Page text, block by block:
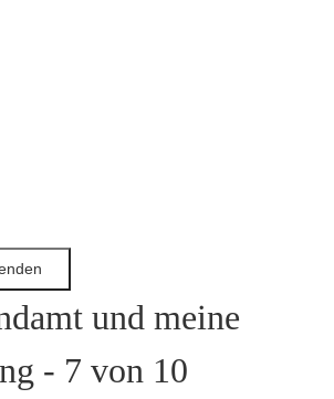
und meine
- 7 von 10